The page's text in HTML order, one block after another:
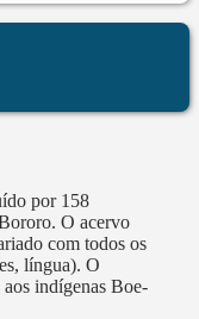
por 158
O acervo
com todos os
língua). O
aos indígenas Boe-